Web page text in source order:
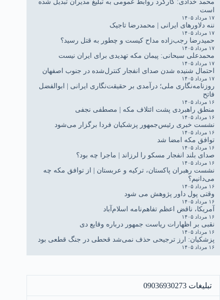
است
۱۷ مرداد ۱۴۰۵
ننه دلاورهای ایرانی | محمدرضا تاجیک
۱۷ مرداد ۱۴۰۵
حمیدرضا رجب‌زاده مداح کیست و چطور به قتل رسید؟
۱۷ مرداد ۱۴۰۵
محمدعلی سبحانی: پیمان مکه تهدیدی برای ایران نیست
۱۷ مرداد ۱۴۰۵
احتمال شنیده شدن صدای انفجار کنترل‌شده در جنوب اصفهان
۱۷ مرداد ۱۴۰۵
روزنامه‌نگاری ملی؛ درآمدی بر حقیقت‌نگاری ایرانی | ابوالفضل
فاتح
۱۶ مرداد ۱۴۰۵
منطق راهبردی پشت ائتلاف مکه | مصطفی نجفی
۱۶ مرداد ۱۴۰۵
نشست خبری رئیس‌جمهور پزشکیان فردا برگزار می‌شود
۱۶ مرداد ۱۴۰۵
توافق مکه امضا شد
۱۶ مرداد ۱۴۰۵
صدای بلند انفجار مسکو را لرزاند | ماجرا چه بود؟
۱۶ مرداد ۱۴۰۵
نشست رهبران پاکستان، ترکیه و عربستان | از توافق مکه چه
می‌دانیم؟
۱۶ مرداد ۱۴۰۵
وقتی پول داور پژوهش می شود
۱۶ مرداد ۱۴۰۵
آمریکا، ناقض اعظم تفاهم‌نامه اسلام‌آباد
۱۶ مرداد ۱۴۰۵
نقبی بر اظهارات ریاست جمهور درباره وقایع دی
۱۶ مرداد ۱۴۰۵
پزشکیان: ارز ترجیحی حذف نمی‌شد قحطی در جنگ قطعی بود
۱۶ مرداد ۱۴۰۵
تبلیغات 09036930273